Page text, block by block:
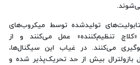
تولیدشده توسط میکروب‌های
تنظیم‌کننده» عمل می‌کنند و از
می‌کنند. در غیاب این سیگنال‌ها،
بازولترال بیش از حد تحریک‌پذیر شده و